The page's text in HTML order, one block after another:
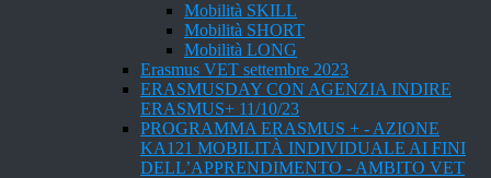
Mobilità SKILL
Mobilità SHORT
Mobilità LONG
Erasmus VET settembre 2023
ERASMUSDAY CON AGENZIA INDIRE
ERASMUS+ 11/10/23
PROGRAMMA ERASMUS + - AZIONE
KA121 MOBILITÀ INDIVIDUALE AI FINI
DELL’APPRENDIMENTO - AMBITO VET